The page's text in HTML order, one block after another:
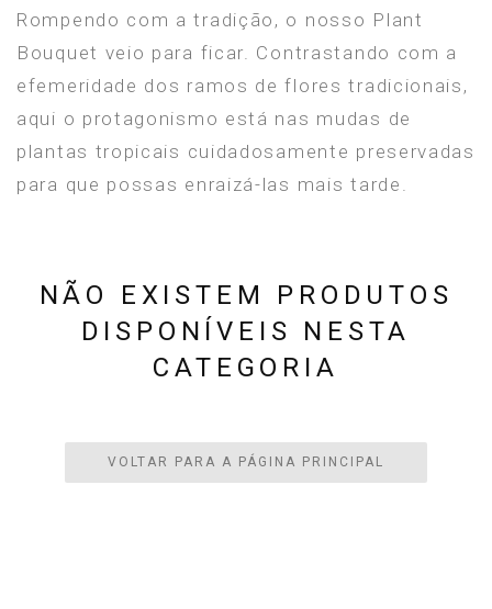
Rompendo com a tradição, o nosso Plant
Bouquet veio para ficar. Contrastando com a
efemeridade dos ramos de flores tradicionais,
aqui o protagonismo está nas mudas de
plantas tropicais cuidadosamente preservadas
para que possas enraizá-las mais tarde.
NÃO EXISTEM PRODUTOS
DISPONÍVEIS NESTA
CATEGORIA
VOLTAR PARA A PÁGINA PRINCIPAL